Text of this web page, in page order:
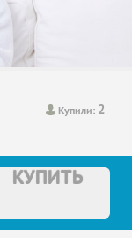
Купили: 2
КУПИТЬ